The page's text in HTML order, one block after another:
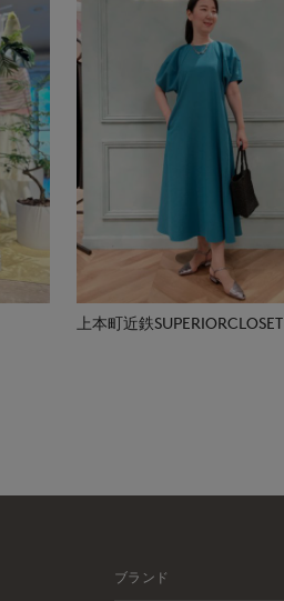
上本町近鉄SUPERIORCLOSET
ブランド